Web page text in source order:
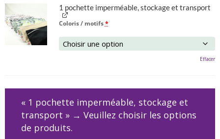
1 pochette imperméable, stockage et transport
Coloris / motifs*
Effacer
« 1 pochette imperméable, stockage et
transport » → Veuillez choisir les options
de produits.